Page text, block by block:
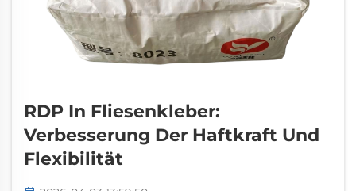
RDP In Fliesenkleber:
Verbesserung Der Haftkraft Und
Flexibilität